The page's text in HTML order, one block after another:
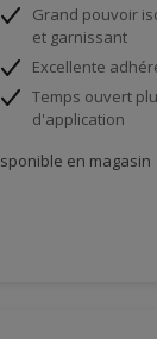
Grand pouvoir
et garnissant
Excellente
Temps ouvert
d'application
en magasin